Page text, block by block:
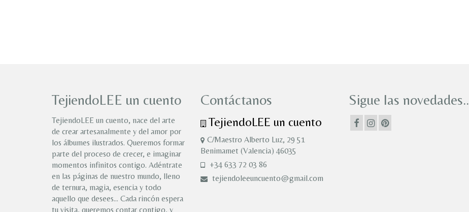
TejiendoLEE un cuento
TejiendoLEE un cuento, nace del arte
de crear artesanalmente y del amor por
los álbumes ilustrados. Queremos formar
parte del proceso de crecer, e imaginar
momentos infinitos contigo. Adéntrate
en las páginas de nuestro mundo, lleno
de ternura, magia, esencia y todo
aquello que desees… Cada rincón espera
tu visita, queremos contar contigo, y
Contáctanos
TejiendoLEE un cuento
C/Maestro Alberto Luz, 29 51
Benimamet (Valencia) 46035
+34 633 72 03 86
tejiendoleeuncuento@gmail.com
Sigue las novedades..